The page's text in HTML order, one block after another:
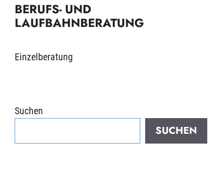
BERUFS- UND
LAUFBAHNBERATUNG
Einzelberatung
Suchen
SUCHEN